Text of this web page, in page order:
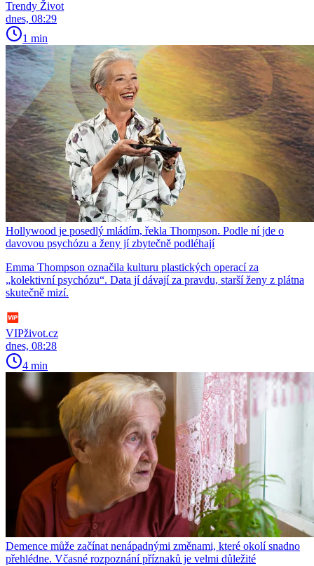
Trendy Život
dnes, 08:29
1 min
Hollywood je posedlý mládím, řekla Thompson. Podle ní jde o
davovou psychózu a ženy jí zbytečně podléhají
Emma Thompson označila kulturu plastických operací za
„kolektivní psychózu“. Data jí dávají za pravdu, starší ženy z plátna
skutečně mizí.
VIPživot.cz
dnes, 08:28
4 min
Demence může začínat nenápadnými změnami, které okolí snadno
přehlédne. Včasné rozpoznání příznaků je velmi důležité